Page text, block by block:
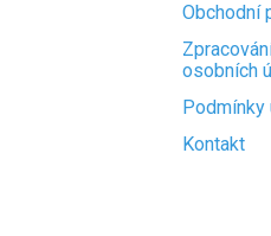
Obchodní
osobních
Podmínky
Kontakt